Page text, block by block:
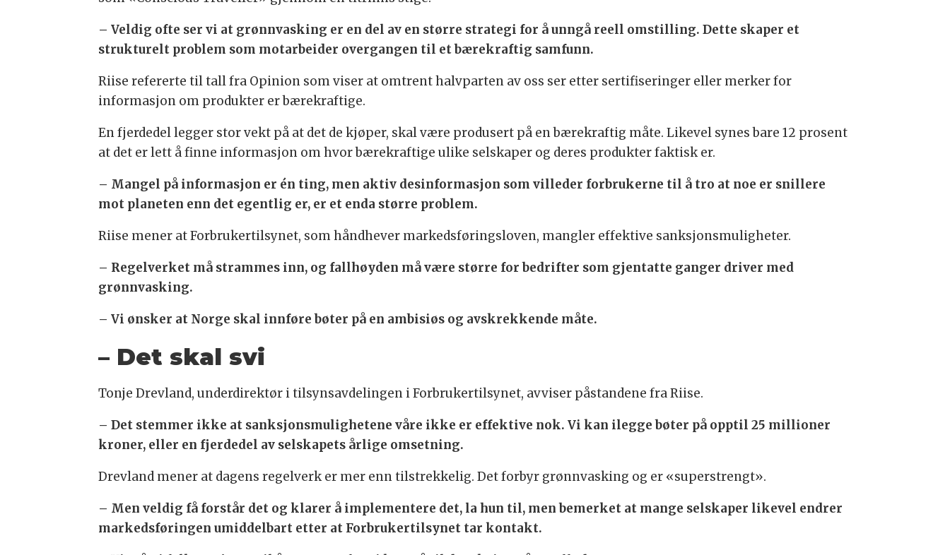
– Veldig ofte ser vi at grønnvasking er en del av en større strategi for å unngå reell omstilling. Dette skaper et
strukturelt problem som motarbeider overgangen til et bærekraftig samfunn.
Riise refererte til tall fra Opinion som viser at omtrent halvparten av oss ser etter sertifiseringer eller merker for
informasjon om produkter er bærekraftige.
En fjerdedel legger stor vekt på at det de kjøper, skal være produsert på en bærekraftig måte. Likevel synes bare 12 prosent
at det er lett å finne informasjon om hvor bærekraftige ulike selskaper og deres produkter faktisk er.
– Mangel på informasjon er én ting, men aktiv desinformasjon som villeder forbrukerne til å tro at noe er snillere
mot planeten enn det egentlig er, er et enda større problem.
Riise mener at Forbrukertilsynet, som håndhever markedsføringsloven, mangler effektive sanksjonsmuligheter.
– Regelverket må strammes inn, og fallhøyden må være større for bedrifter som gjentatte ganger driver med
grønnvasking.
– Vi ønsker at Norge skal innføre bøter på en ambisiøs og avskrekkende måte.
– Det skal svi
Tonje Drevland, underdirektør i tilsynsavdelingen i Forbrukertilsynet, avviser påstandene fra Riise.
– Det stemmer ikke at sanksjonsmulighetene våre ikke er effektive nok. Vi kan ilegge bøter på opptil 25 millioner
kroner, eller en fjerdedel av selskapets årlige omsetning.
Drevland mener at dagens regelverk er mer enn tilstrekkelig. Det forbyr grønnvasking og er «superstrengt».
– Men veldig få forstår det og klarer å implementere det, la hun til, men bemerket at mange selskaper likevel endrer
markedsføringen umiddelbart etter at Forbrukertilsynet tar kontakt.